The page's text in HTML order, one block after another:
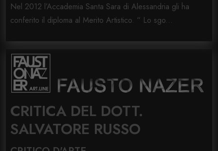
Nel 2012 l’Accademia Santa Sara di Alessandria gli ha
conferito il diploma al Merito Artistico. “ Lo sgo...
CRITICA DEL DOTT.
SALVATORE RUSSO